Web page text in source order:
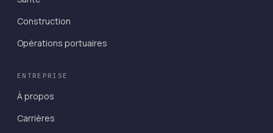
Construction
Opérations portuaires
ENTREPRISE
À propos
Carrières